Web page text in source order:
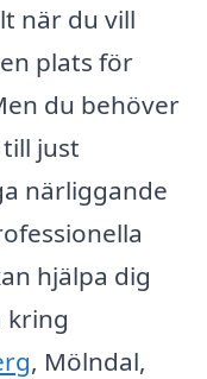
när du vill
plats för
du behöver
just
närliggande
hjälpa dig
kring
, Mölndal,